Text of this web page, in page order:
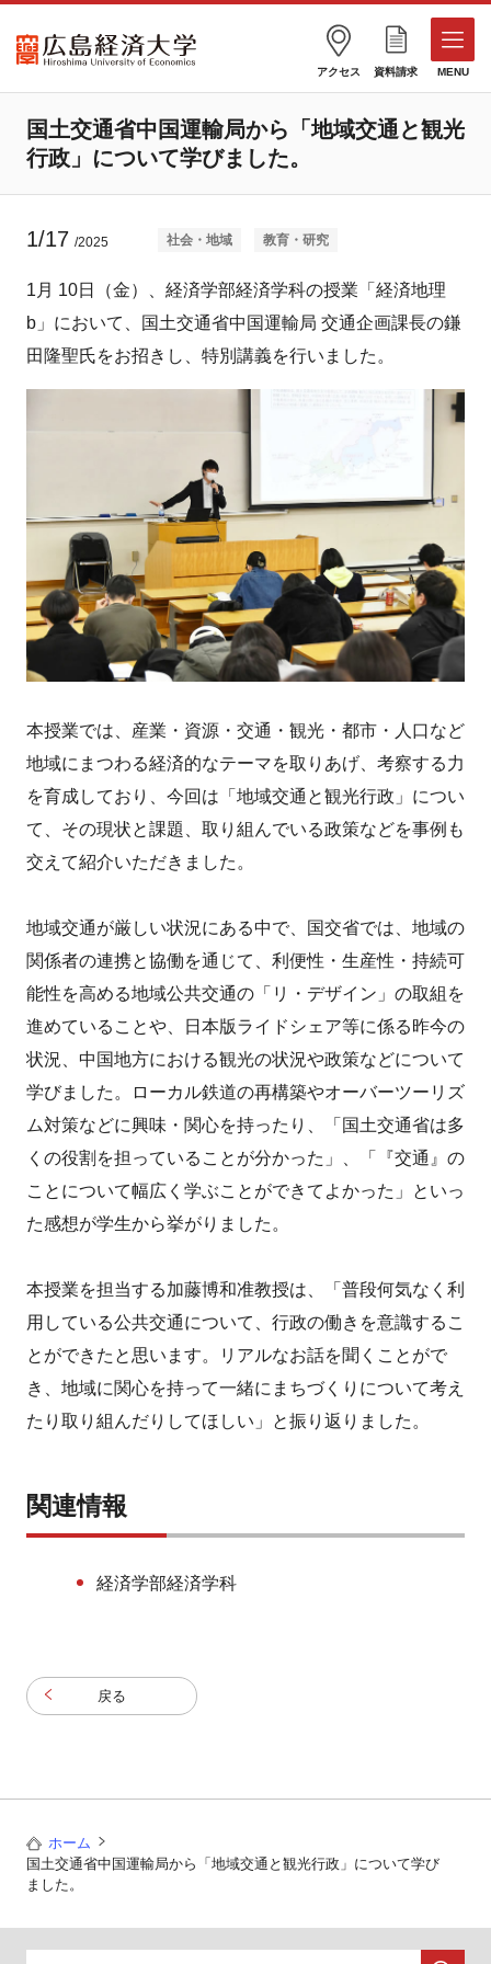
アクセス 資料請求 MENU
国土交通省中国運輸局から「地域交通と観光
行政」について学びました。
1/17 /2025 社会・地域 教育・研究
1月 10日（金）、経済学部経済学科の授業「経済地理
b」において、国土交通省中国運輸局 交通企画課長の鎌
田隆聖氏をお招きし、特別講義を行いました。
本授業では、産業・資源・交通・観光・都市・人口など
地域にまつわる経済的なテーマを取りあげ、考察する力
を育成しており、今回は「地域交通と観光行政」につい
て、その現状と課題、取り組んでいる政策などを事例も
交えて紹介いただきました。
地域交通が厳しい状況にある中で、国交省では、地域の
関係者の連携と協働を通じて、利便性・生産性・持続可
能性を高める地域公共交通の「リ・デザイン」の取組を
進めていることや、日本版ライドシェア等に係る昨今の
状況、中国地方における観光の状況や政策などについて
学びました。ローカル鉄道の再構築やオーバーツーリズ
ム対策などに興味・関心を持ったり、「国土交通省は多
くの役割を担っていることが分かった」、「『交通』の
ことについて幅広く学ぶことができてよかった」といっ
た感想が学生から挙がりました。
本授業を担当する加藤博和准教授は、「普段何気なく利
用している公共交通について、行政の働きを意識するこ
とができたと思います。リアルなお話を聞くことがで
き、地域に関心を持って一緒にまちづくりについて考え
たり取り組んだりしてほしい」と振り返りました。
関連情報
経済学部経済学科
戻る
ホーム
国土交通省中国運輸局から「地域交通と観光行政」について学び
ました。